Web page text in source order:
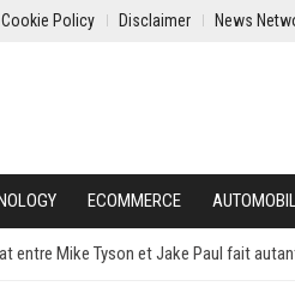
Cookie Policy Disclaimer News
ECOMMERCE
entre Mike Tyson et Jake Paul fait